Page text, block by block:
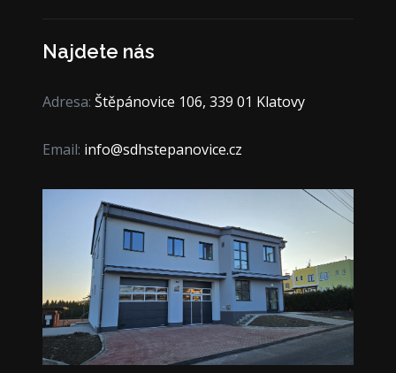
Najdete nás
Adresa: Štěpánovice 106, 339 01 Klatovy
Email: info@sdhstepanovice.cz